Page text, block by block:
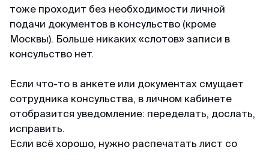
тоже проходит без необходимости личной
подачи документов в консульство (кроме
Москвы). Больше никаких «слотов» записи в
консульство нет.
Если что-то в анкете или документах смущает
сотрудника консульства, в личном кабинете
отобразится уведомление: переделать, дослать,
исправить.
Если всё хорошо, нужно распечатать лист со